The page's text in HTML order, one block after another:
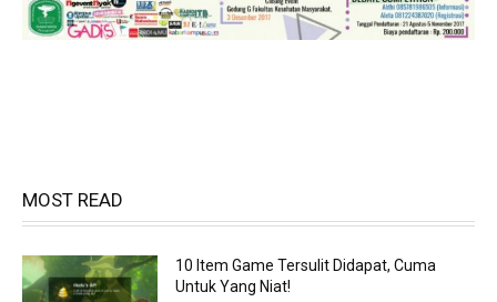
MOST READ
10 Item Game Tersulit Didapat, Cuma
Untuk Yang Niat!